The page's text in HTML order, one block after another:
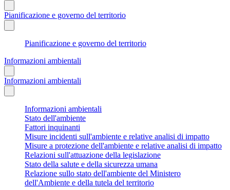
Pianificazione e governo del territorio
Pianificazione e governo del territorio
Informazioni ambientali
Informazioni ambientali
Informazioni ambientali
Stato dell'ambiente
Fattori inquinanti
Misure incidenti sull'ambiente e relative analisi di impatto
Misure a protezione dell'ambiente e relative analisi di impatto
Relazioni sull'attuazione della legislazione
Stato della salute e della sicurezza umana
Relazione sullo stato dell'ambiente del Ministero
dell'Ambiente e della tutela del territorio